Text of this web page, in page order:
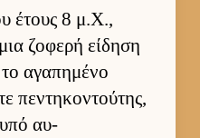
έτους 8 μ.Χ.,
ζοφερή εί­δηση
το αγαπημένο
πεντηκοντού­της,
υπό αυ­